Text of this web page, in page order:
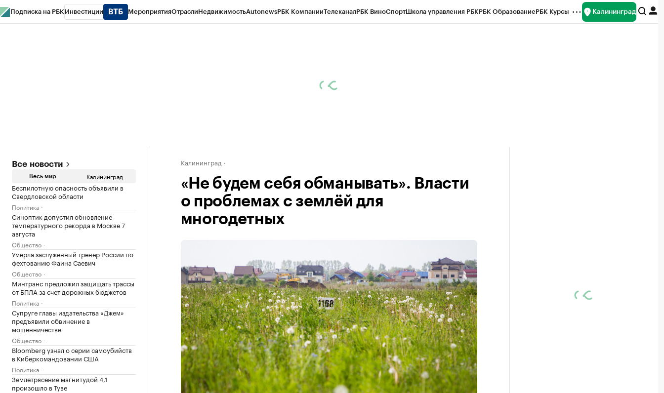
Подписка на РБК Инвестиции МероприятияОтраслиНедвижимостьAutonewsРБК КомпанииТелеканалРБК ВиноСпортШкола управления РБКРБК ОбразованиеРБК Курсы Калининград
Все новости
Весь мир Калининград
Беспилотную опасность объявили в
Свердловской области
Политика
Синоптик допустил обновление
температурного рекорда в Москве 7
августа
Общество
Умерла заслуженный тренер России по
фехтованию Фаина Саевич
Общество
Минтранс предложил защищать трассы
от БПЛА за счет дорожных бюджетов
Политика
Супруге главы издательства «Джем»
предъявили обвинение в
мошенничестве
Общество
Bloomberg узнал о серии самоубийств
в Киберкомандовании США
Политика
Землетрясение магнитудой 4,1
произошло в Туве
Калининград
«Не будем себя обманывать». Власти
о проблемах с землёй для
многодетных